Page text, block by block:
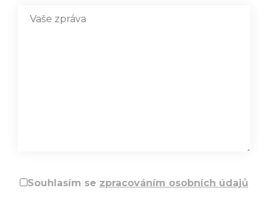
Souhlasím se zpracováním osobních údajů